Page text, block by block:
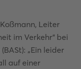
Leiter
im Verkehr“ bei
„Ein leider
auf einer